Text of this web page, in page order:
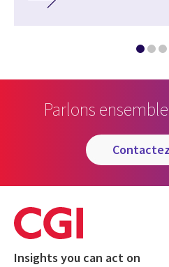
Parlons
Insights you can act on